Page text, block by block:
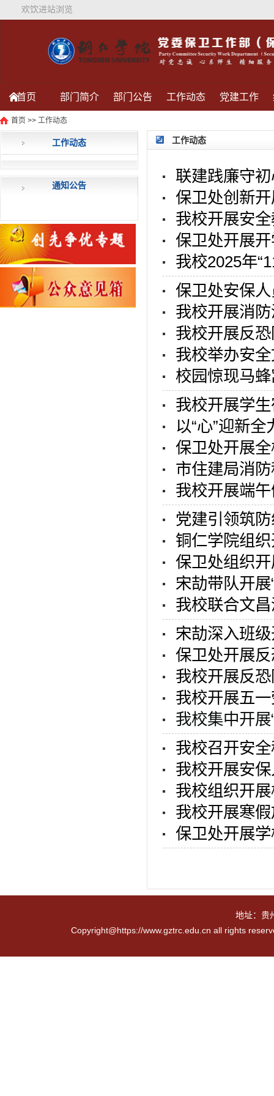
欢饮进站浏览
首页 部门简介 部门公告 工作动态 党建工作
信件查询 通知公告
首页 >> 工作动态
工作动态
通知公告
工作动态
联建践廉守
保卫处创新开展
我校开展安
保卫处开展
我校2025年“119
保卫处安保
我校开展消
我校开展反
我校举办安
校园惊现马
我校开展学
以“心”迎新
保卫处开展
市住建局消防
我校开展端
党建引领筑
铜仁学院组
保卫处组织
宋劼带队开
我校联合文昌
宋劼深入班
保卫处开展
我校开展反
我校开展五
我校集中开
我校召开安
我校开展安
我校组织开
我校开展寒
保卫处开展
地址：贵
Copyright@https://www.gztrc.edu.cn all rights